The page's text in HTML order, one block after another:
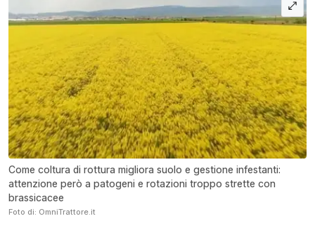
Come coltura di rottura migliora suolo e gestione infestanti:
attenzione però a patogeni e rotazioni troppo strette con
brassicacee
Foto di: OmniTrattore.it